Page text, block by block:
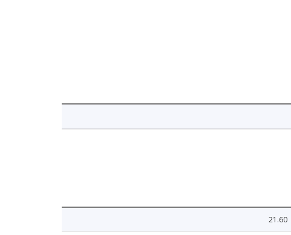
21.60